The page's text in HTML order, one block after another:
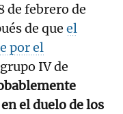
de febrero de
de que el
por el
IV de
el duelo de los